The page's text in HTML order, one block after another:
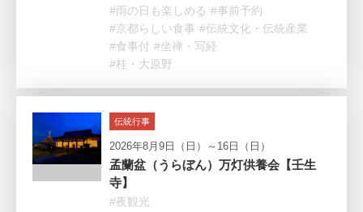
#雨の日も楽しめる #事前予約
#京都らしい食事 #伝統文化・伝統産業
#食事付 #坐禅・写経
#桂・大原野
伝統行事
2026年8月9日（日）～16日（日）
孟蘭盆（うらぼん）万灯供養会【壬生
寺】
#夜観光